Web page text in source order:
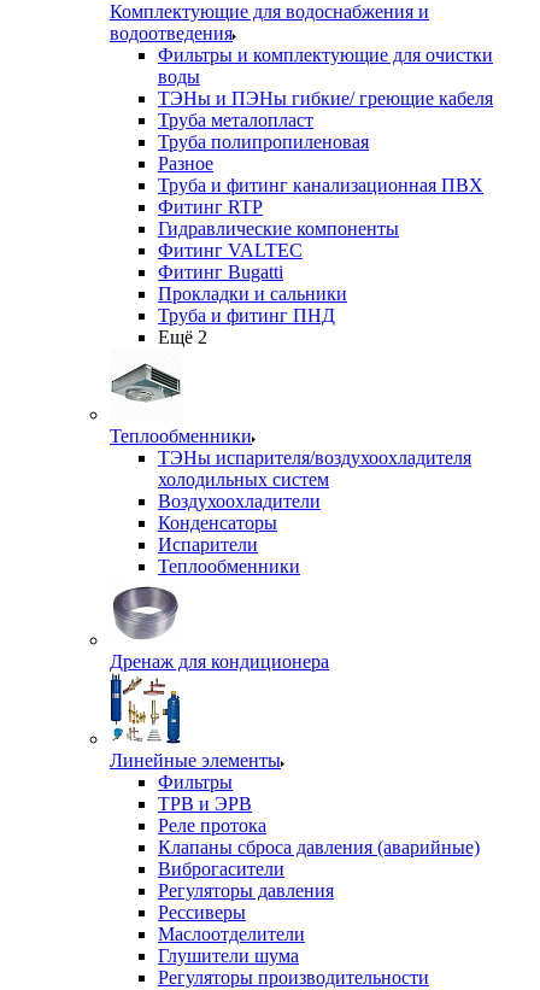
Комплектующие для водоснабжения и
водоотведения
Фильтры и комплектующие для очистки
воды
ТЭНы и ПЭНы гибкие/ греющие кабеля
Труба металопласт
Труба полипропиленовая
Разное
Труба и фитинг канализационная ПВХ
Фитинг RTP
Гидравлические компоненты
Фитинг VALTEC
Фитинг Bugatti
Прокладки и сальники
Труба и фитинг ПНД
Ещё 2
Теплообменники
ТЭНы испарителя/воздухоохладителя
холодильных систем
Воздухоохладители
Конденсаторы
Испарители
Теплообменники
Дренаж для кондиционера
Линейные элементы
Фильтры
ТРВ и ЭРВ
Реле протока
Клапаны сброса давления (аварийные)
Виброгасители
Регуляторы давления
Рессиверы
Маслоотделители
Глушители шума
Регуляторы производительности